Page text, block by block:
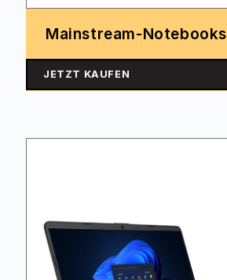
Mainstream-Notebooks
JETZT KAUFEN